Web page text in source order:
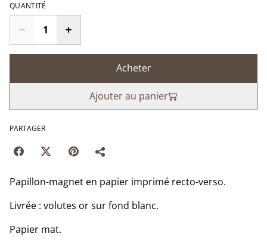
QUANTITÉ
Acheter
Ajouter au panier
PARTAGER
Papillon-magnet en papier imprimé recto-verso.
Livrée : volutes or sur fond blanc.
Papier mat.